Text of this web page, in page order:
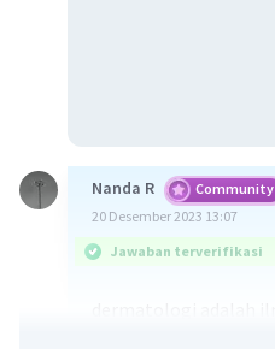
Nanda R Community
20 Desember 2023 13:07
Jawaban terverifikasi